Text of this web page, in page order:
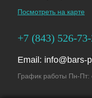
Посмотреть на карте
+7 (843) 526-
Email: info@bars-
График работы Пн-